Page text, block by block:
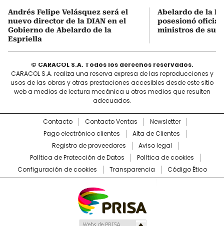
Andrés Felipe Velásquez será el
nuevo director de la DIAN en el
Gobierno de Abelardo de la
Espriella
Abelardo de la
posesionó
ministros de su
© CARACOL S.A. Todos los derechos reservados.
CARACOL S.A. realiza una reserva expresa de las reproducciones y
usos de las obras y otras prestaciones accesibles desde este sitio
web a medios de lectura mecánica u otros medios que resulten
adecuados.
Contacto Contacto Ventas
Newsletter
Pago electrónico clientes
Alta de Clientes
Registro de proveedores
Aviso legal
Política de Protección de Datos
Política de cookies
Configuración de cookies
Transparencia Código Ético